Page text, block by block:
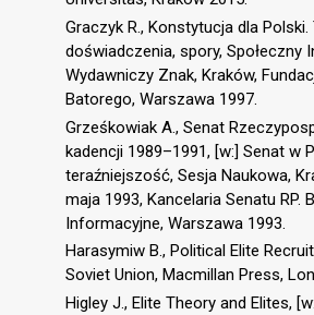
Graczyk R., Konstytucja dla Polski.
doświadczenia, spory, Społeczny
Wydawniczy Znak, Kraków,
Batorego, Warszawa 1997.
Grześkowiak A., Senat
kadencji 1989–1991, [w:] Senat w
teraźniejszość, Sesja Naukowa,
maja 1993, Kancelaria Senatu RP.
Informacyjne, Warszawa 1993.
Harasymiw B., Political Elite
Soviet Union, Macmillan Press,
Higley J., Elite Theory and Elites,